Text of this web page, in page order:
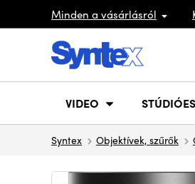
Minden a vásárlásról
VIDEO
Syntex Objektívek, szűrők